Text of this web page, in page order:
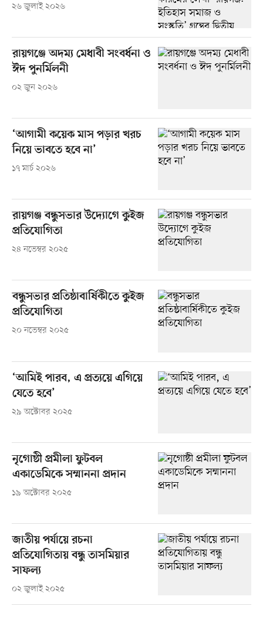
২৬ জুলাই ২০২৬
রায়গঞ্জে অদম্য মেধাবী সংবর্ধনা ও
ঈদ পুনর্মিলনী
০২ জুন ২০২৬
‘আগামী কয়েক মাস পড়ার খরচ
নিয়ে ভাবতে হবে না’
১৭ মার্চ ২০২৬
রায়গঞ্জ বন্ধুসভার উদ্যোগে কুইজ
প্রতিযোগিতা
২৪ নভেম্বর ২০২৫
বন্ধুসভার প্রতিষ্ঠাবার্ষিকীতে কুইজ
প্রতিযোগিতা
২০ নভেম্বর ২০২৫
‘আমিই পারব, এ প্রত্যয়ে এগিয়ে
যেতে হবে’
২৯ অক্টোবর ২০২৫
নৃগোষ্ঠী প্রমীলা ফুটবল
একাডেমিকে সম্মাননা প্রদান
১৯ অক্টোবর ২০২৫
জাতীয় পর্যায়ে রচনা
প্রতিযোগিতায় বন্ধু তাসমিয়ার
সাফল্য
০২ জুলাই ২০২৫